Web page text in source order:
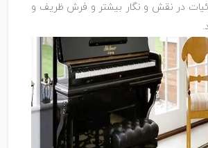
در نقش و نگار بیشتر و فرش ظریف و